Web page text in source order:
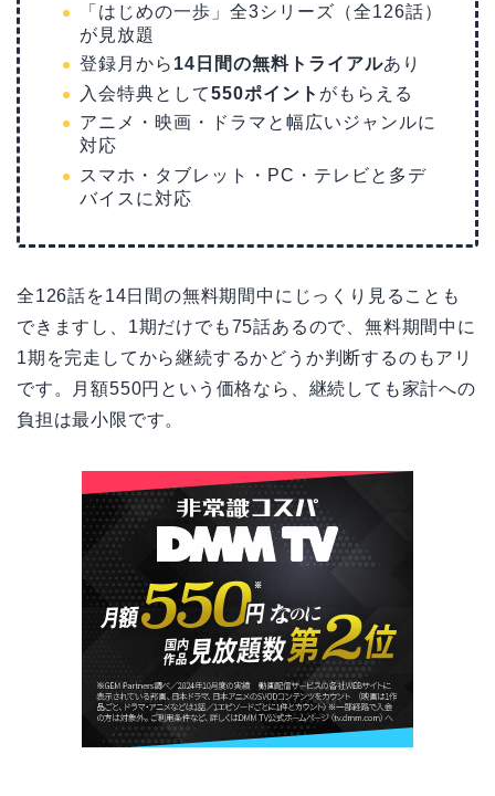
「はじめの一歩」全3シリーズ（全126話）
が見放題
登録月から 14日間の無料トライアルあり
入会特典として550ポイント がもらえる
アニメ・映画・ドラマと幅広いジャンルに
対応
スマホ・タブレット・PC・テレビと多デ
バイスに対応
全126話を14日間の無料期間中にじっくり見ることも
できますし、1期だけでも75話あるので、無料期間中に
1期を完走してから継続するかどうか判断するのもアリ
です。月額550円という価格なら、継続しても家計への
負担は最小限です。